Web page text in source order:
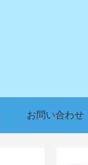
お問い合わせ